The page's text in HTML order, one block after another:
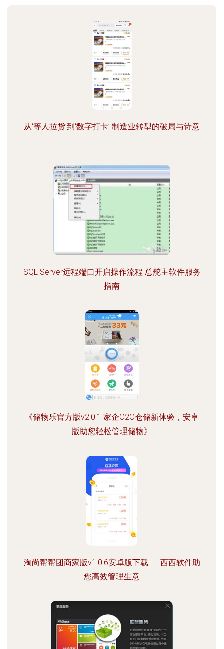
从‘等人拉货’到‘数字打卡’ 制造业转型的破局与诗意
SQL Server远程端口开启操作流程 总舵主软件服务
指南
《储物乐官方版v2.0.1 家企O2O仓储新体验，安卓
版助您轻松管理储物》
淘尚帮帮团商家版v1.0.6安卓版下载——西西软件助
您高效管理生意